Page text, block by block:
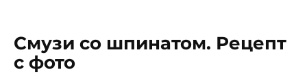
Смузи со шпинатом. Рецепт
с фото